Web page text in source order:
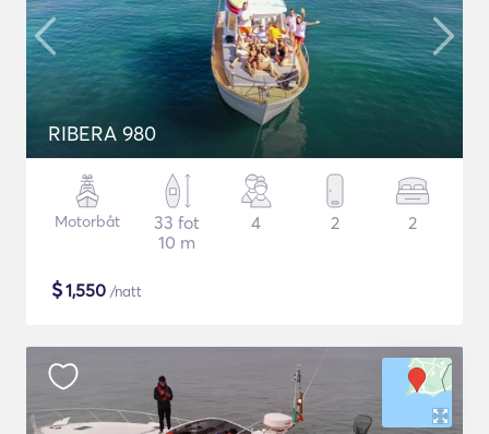
RIBERA 980
Motorbåt
33 fot
10 m
4 2 2
$1,550 /natt